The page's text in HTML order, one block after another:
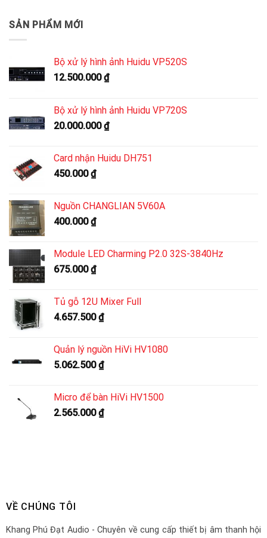
SẢN PHẨM MỚI
Bộ xử lý hình ảnh Huidu VP520S
12.500.000₫
Bộ xử lý hình ảnh Huidu VP720S
20.000.000₫
Card nhận Huidu DH751
450.000₫
Nguồn CHANGLIAN 5V60A
400.000₫
Module LED Charming P2.0 32S-3840Hz
675.000₫
Tủ gỗ 12U Mixer Full
4.657.500₫
Quản lý nguồn HiVi HV1080
5.062.500₫
Micro để bàn HiVi HV1500
2.565.000₫
VỀ CHÚNG TÔI
Khang Phú Đạt Audio - Chuyên về cung cấp thiết bị âm thanh hội